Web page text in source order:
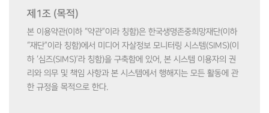
제1조 (목적)
본 이용약관(이하 “약관”이라 칭함)은 한국생명존중희망재단(이하
“재단”이라 칭함)에서 미디어 자살정보 모니터링 시스템(SIMS)(이
하 ‘심즈(SIMS)’라 칭함)을 구축함에 있어, 본 시스템 이용자의 권
리와 의무 및 책임 사항과 본 시스템에서 행해지는 모든 활동에 관
한 규정을 목적으로 한다.